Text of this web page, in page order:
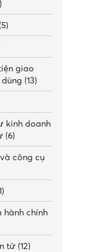
giao
(13)
kinh doanh
(6)
công cụ
hành chính
tử (12)